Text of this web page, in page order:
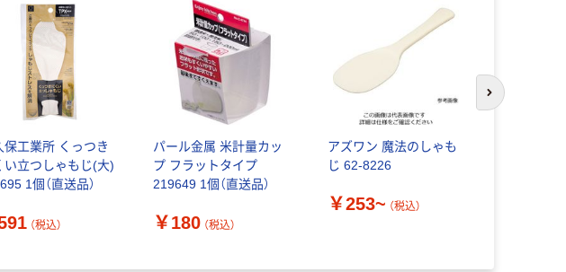
保工業所 くっつき
い立つしゃもじ(大)
1個（直送品）
（税込）
パール金属 米計量カッ
プ フラットタイプ
219649 1個（直送品）
￥180 （税込）
アズワン 魔法のしゃも
じ 62-8226
￥253~ （税込）
次のスライド